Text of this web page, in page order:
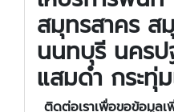
สมุทรสาคร ส
นนทบุรี นครป
แสมดำ กระทุ่
ติดต่อเราเพื่อขอข้อมูล